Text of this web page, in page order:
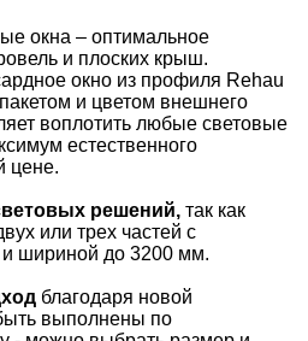
окна – оптимальное
и плоских крыш.
окно из профиля Rehau
и цветом внешнего
воплотить любые световые
естественного
цене.
решений, так как
или трех частей с
шириной до 3200 мм.
благодаря новой
выполнены по